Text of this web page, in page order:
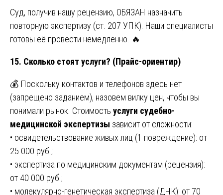
Суд, получив нашу рецензию, ОБЯЗАН назначить
повторную экспертизу (ст. 207 УПК). Наши специалисты
готовы её провести немедленно. 🔥
15. Сколько стоят услуги? (Прайс-ориентир)
💰 Поскольку контактов и телефонов здесь нет
(запрещено заданием), назовем вилку цен, чтобы вы
понимали рынок. Стоимость услуги судебно-
медицинской экспертизы зависит от сложности:
• освидетельствование живых лиц (1 повреждение): от
25 000 руб.;
• экспертиза по медицинским документам (рецензия):
от 40 000 руб.;
• молекулярно-генетическая экспертиза (ДНК): от 70